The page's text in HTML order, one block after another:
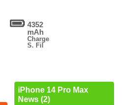
4352
mAh
Charge
S. Fil
iPhone 14 Pro Max
News (2)